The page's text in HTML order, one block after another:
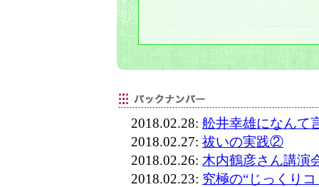
2018.02.28: 舩井幸雄になんて
2018.02.27: 祓いの実践②
2018.02.26: 木内鶴彦さん講演
2018.02.23: 究極の“じっくり